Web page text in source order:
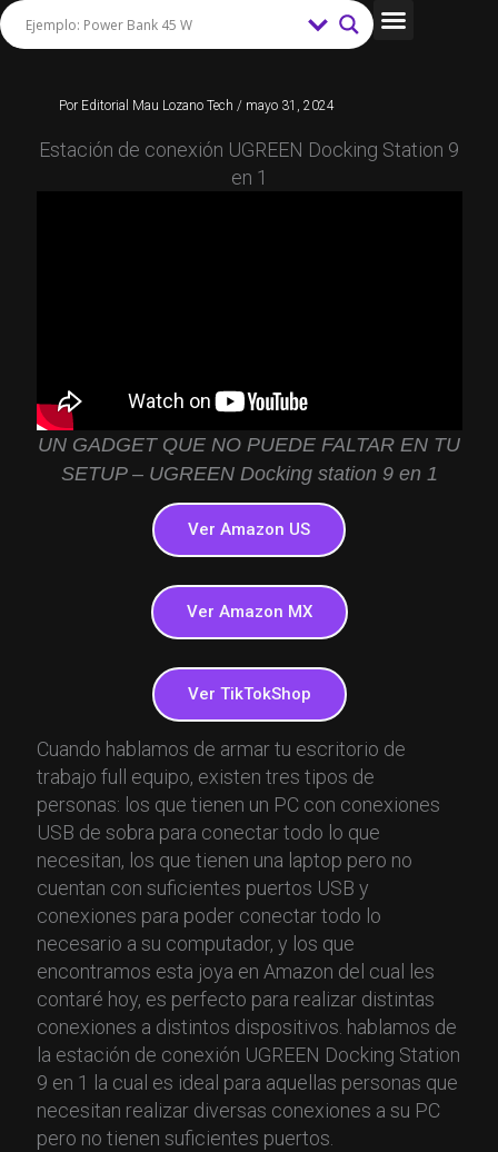
Ir
al
Por Editorial Mau Lozano Tech / mayo 31, 2024
Estación de conexión UGREEN Docking Station 9
en 1
UN GADGET QUE NO PUEDE FALTAR EN TU
SETUP – UGREEN Docking station 9 en 1
Ver Amazon US
Ver Amazon MX
Ver TikTokShop
Cuando hablamos de armar tu escritorio de
trabajo full equipo, existen tres tipos de
personas: los que tienen un PC con conexiones
USB de sobra para conectar todo lo que
necesitan, los que tienen una laptop pero no
cuentan con suficientes puertos USB y
conexiones para poder conectar todo lo
necesario a su computador, y los que
encontramos esta joya en Amazon del cual les
contaré hoy, es perfecto para realizar distintas
conexiones a distintos dispositivos. hablamos de
la estación de conexión UGREEN Docking Station
9 en 1 la cual es ideal para aquellas personas que
necesitan realizar diversas conexiones a su PC
pero no tienen suficientes puertos.